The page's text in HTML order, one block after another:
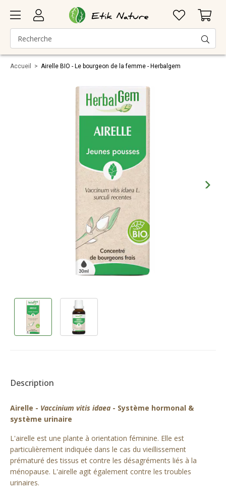
Accueil > Airelle BIO - Le bourgeon de la femme - Herbalgem
Description
Airelle - Vaccinium vitis idaea - Système hormonal &
système urinaire
L'airelle est une plante à orientation féminine. Elle est
particulièrement indiquée dans le cas du vieillissement
prématuré des tissus et contre les désagréments liés à la
ménopause. L'airelle agit également contre les troubles
urinaires.